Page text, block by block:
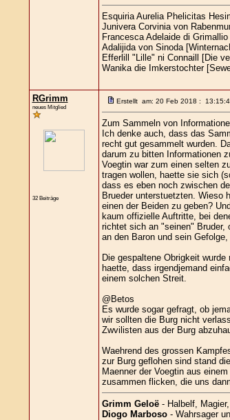
Esquiria Aurelia Phelicitas
Junivera Corvinia von
Francesca Adelaide di
Adalijida von Sinoda
Efferlill "Lille" ni Connaill [Die
Wanika die Imkerstochter
RGrimm
neues Mitglied
32 Beiträge
Erstellt am: 20 Feb 2018 :
Zum Sammeln von
Ich denke auch, dass das
recht gut gesammelt wurden.
darum zu bitten Informationen
Voegtin war zum einen selten
tragen wollen, haette sie sich
dass es eben noch zwischen
Brueder unterstuetzten. Wieso
einen der Beiden zu geben?
kaum offizielle Auftritte, bei
richtet sich an "seinen" Bruder,
an den Baron und sein
Die gespaltene Obrigkeit
haette, dass irgendjemand
einem solchen Streit.
@Betos
Es wurde sogar gefragt, ob
wir sollten die Burg nicht
Zwvilisten aus der Burg
Waehrend des grossen
zur Burg geflohen sind stand
Maenner der Voegtin aus
zusammen flicken, die uns
Grimm Geloë- Halbelf,
Diogo Marboso- Wahrsager